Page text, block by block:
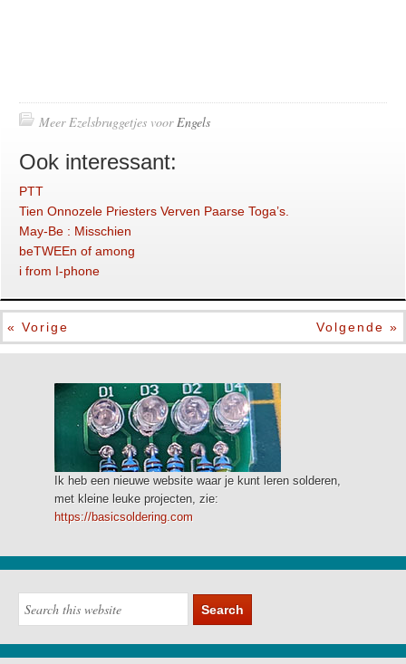
Meer Ezelsbruggetjes voorEngels
Ook interessant:
PTT
Tien Onnozele Priesters Verven Paarse Toga’s.
May-Be : Misschien
beTWEEn of among
i from I-phone
« Vorige Volgende »
Ik heb een nieuwe website waar je kunt leren solderen,
met kleine leuke projecten, zie:
https://basicsoldering.com